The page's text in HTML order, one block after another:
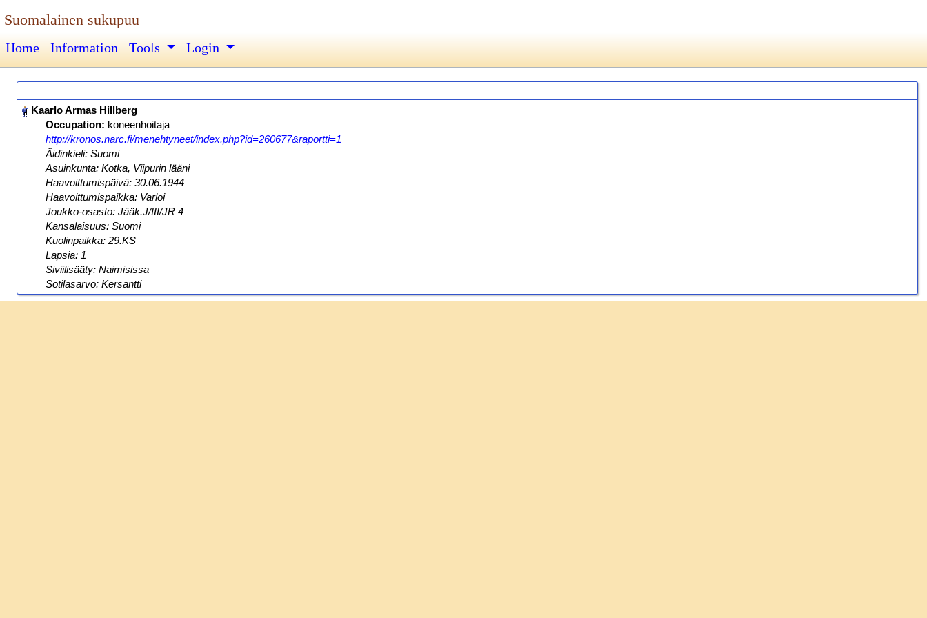
Suomalainen sukupuu
Home Information Tools Login
‎Kaarlo Armas Hillberg‏‎
Occupation: koneenhoitaja
http://kronos.narc.fi/menehtyneet/index.php?id=260677&raportti=1
Äidinkieli: Suomi
Asuinkunta: Kotka, Viipurin lääni
Haavoittumispäivä: 30.06.1944
Haavoittumispaikka: Varloi
Joukko-osasto: Jääk.J/III/JR 4
Kansalaisuus: Suomi
Kuolinpaikka: 29.KS
Lapsia: 1
Siviilisääty: Naimisissa
Sotilasarvo: Kersantti